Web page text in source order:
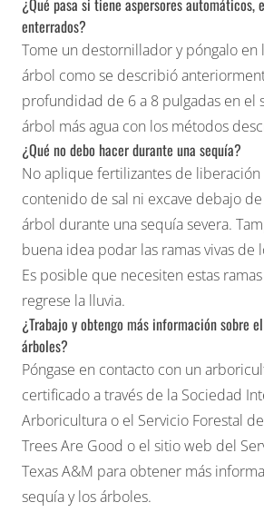
enterrados?
Tome un destornillador y póngalo
árbol como se describió
profundidad de 6 a 8 pulgadas en el
árbol más agua con los métodos
¿Qué no debo hacer durante una sequía?
No aplique fertilizantes de
contenido de sal ni excave debajo
árbol durante una sequía severa.
buena idea podar las ramas vivas de
Es posible que necesiten estas
regrese la lluvia.
¿Trabajo y obtengo más información sobre
árboles?
Póngase en contacto con un
certificado a través de la Sociedad
Arboricultura o el Servicio Forestal
Trees Are Good o el sitio web del
Texas A&M para obtener más
sequía y los árboles.